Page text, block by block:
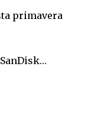
primavera
SanDisk…